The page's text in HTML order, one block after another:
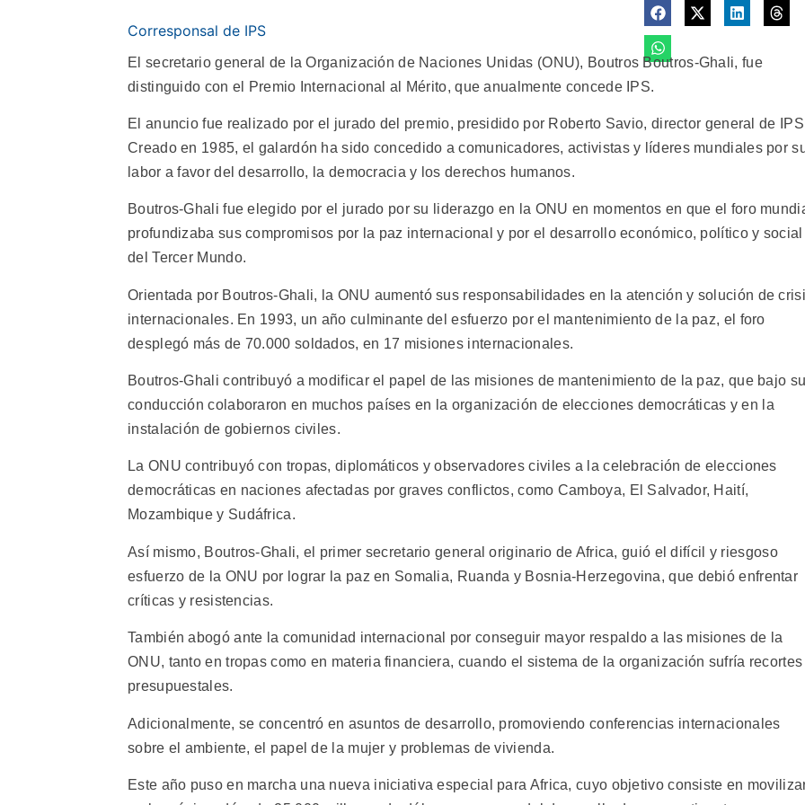
Corresponsal de IPS
El secretario general de la Organización de Naciones Unidas (ONU), Boutros Boutros-Ghali, fue
distinguido con el Premio Internacional al Mérito, que anualmente concede IPS.
El anuncio fue realizado por el jurado del premio, presidido por Roberto Savio, director general de
Creado en 1985, el galardón ha sido concedido a comunicadores, activistas y líderes mundiales por
labor a favor del desarrollo, la democracia y los derechos humanos.
Boutros-Ghali fue elegido por el jurado por su liderazgo en la ONU en momentos en que el foro
profundizaba sus compromisos por la paz internacional y por el desarrollo económico, político y social
del Tercer Mundo.
Orientada por Boutros-Ghali, la ONU aumentó sus responsabilidades en la atención y solución de
internacionales. En 1993, un año culminante del esfuerzo por el mantenimiento de la paz, el foro
desplegó más de 70.000 soldados, en 17 misiones internacionales.
Boutros-Ghali contribuyó a modificar el papel de las misiones de mantenimiento de la paz, que bajo
conducción colaboraron en muchos países en la organización de elecciones democráticas y en la
instalación de gobiernos civiles.
La ONU contribuyó con tropas, diplomáticos y observadores civiles a la celebración de elecciones
democráticas en naciones afectadas por graves conflictos, como Camboya, El Salvador, Haití,
Mozambique y Sudáfrica.
Así mismo, Boutros-Ghali, el primer secretario general originario de Africa, guió el difícil y riesgoso
esfuerzo de la ONU por lograr la paz en Somalia, Ruanda y Bosnia-Herzegovina, que debió enfrentar
críticas y resistencias.
También abogó ante la comunidad internacional por conseguir mayor respaldo a las misiones de la
ONU, tanto en tropas como en materia financiera, cuando el sistema de la organización sufría recortes
presupuestales.
Adicionalmente, se concentró en asuntos de desarrollo, promoviendo conferencias internacionales
sobre el ambiente, el papel de la mujer y problemas de vivienda.
Este año puso en marcha una nueva iniciativa especial para Africa, cuyo objetivo consiste en